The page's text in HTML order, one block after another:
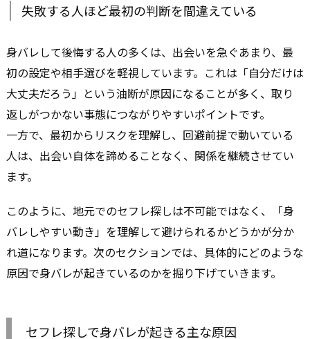
失敗する人ほど最初の判断を間違えている
身バレして後悔する人の多くは、出会いを急ぐあまり、最
初の設定や相手選びを軽視しています。これは「自分だけは
大丈夫だろう」という油断が原因になることが多く、取り
返しがつかない事態につながりやすいポイントです。
一方で、最初からリスクを理解し、回避前提で動いている
人は、出会い自体を諦めることなく、関係を継続させてい
ます。
このように、地元でのセフレ探しは不可能ではなく、「身
バレしやすい動き」を理解して避けられるかどうかが分か
れ道になります。次のセクションでは、具体的にどのような
原因で身バレが起きているのかを掘り下げていきます。
セフレ探しで身バレが起きる主な原因